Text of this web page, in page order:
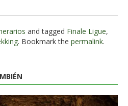
and tagged Finale Ligue,
. Bookmark the permalink.